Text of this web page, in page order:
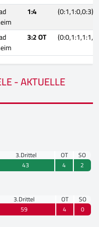
1:4
(0:1,1:0,0:3)
3:2 OT
- AKTUELLE
3.Drittel OT
SO
43 4 2
3.Drittel OT
SO
59 4 0